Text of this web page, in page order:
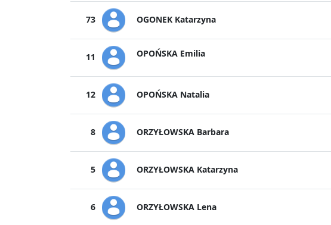
73 OGONEK Katarzyna
11 OPOŃSKA Emilia
12 OPOŃSKA Natalia
8 ORZYŁOWSKA Barbara
5 ORZYŁOWSKA Katarzyna
6 ORZYŁOWSKA Lena